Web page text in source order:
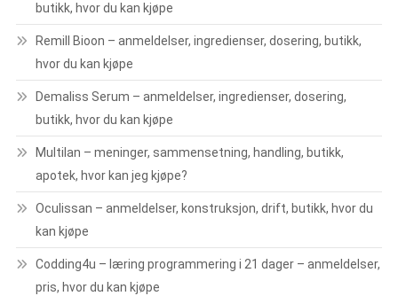
butikk, hvor du kan kjøpe
Remill Bioon – anmeldelser, ingredienser, dosering, butikk,
hvor du kan kjøpe
Demaliss Serum – anmeldelser, ingredienser, dosering,
butikk, hvor du kan kjøpe
Multilan – meninger, sammensetning, handling, butikk,
apotek, hvor kan jeg kjøpe?
Oculissan – anmeldelser, konstruksjon, drift, butikk, hvor du
kan kjøpe
Codding4u – læring programmering i 21 dager – anmeldelser,
pris, hvor du kan kjøpe